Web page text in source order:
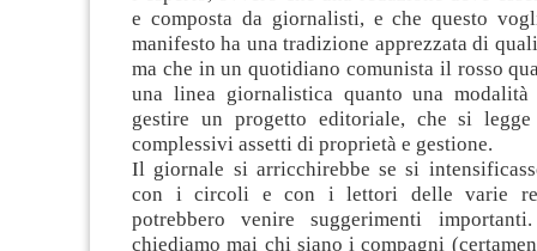
e composta da giornalisti, e che questo
manifesto ha una tradizione apprezzata di
ma che in un quotidiano comunista il rosso
una linea giornalistica quanto una modalità
gestire un progetto editoriale, che si
complessivi assetti di proprietà e gestione.
Il giornale si arricchirebbe se si
con i circoli e con i lettori delle varie
potrebbero venire suggerimenti
chiediamo mai chi siano i compagni